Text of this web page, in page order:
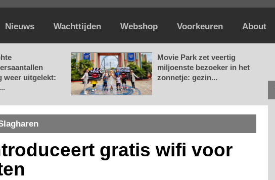
Nieuws Wachttijden Webshop Voorkeuren About
weer uitgelekt:
Movie Park zet veertig
miljoenste bezoeker in het
zonnetje: gezin...
gratis wifi voor